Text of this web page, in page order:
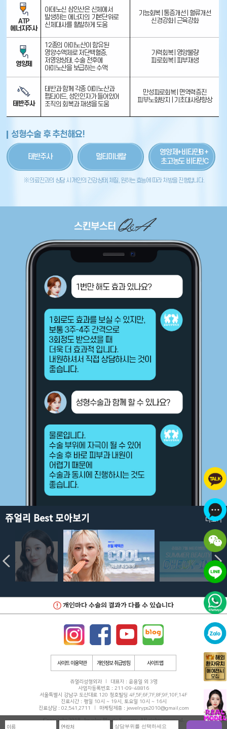
ATP
에너지주사
아데노신 삼인산은 신체에서
발생하는 에너지의 기본단위로
신체대사를 활발하게 도움
기능회복 | 통증개선 | 혈류개선
신경강화 | 근육강화
영양제
12종의 아미노산이 함유된
영양수액제로 저단백혈증,
저영양상태, 수술 전후에
아미노산을 보급하는 수액
기력회복 | 영양불량
피로회복 | 피부재생
태반주사
태반과 함께 각종 아미노산과
펩타이드, 성인인자가 들어있어
조직의 회복과 재생을 도움
만성피로회복 | 면역력증진
피부노화방지 | 기초대사량향상
성형수술 후 추천해요!
태반주사 멀티미네랄
영양제+비타민B＋
초고농도 비타민C
※ 의료진과의 상담 시 개인의 건강상태, 체질, 원하는 효능에 따라 처방을 진행합니다.
쥬얼리 Best 모아보기 더보기
개인마다 수술의 결과가 다를 수 있습니다
사이트 이용약관 개인정보 취급방침 사이트맵
쥬얼리성형외과
대표자 : 윤용일 외 3명
사업자등록번호 : 211-09-48816
서울특별시 강남구 도산대로 120 청호빌딩 4F,5F,6F,7F,8F,9F,10F,14F
진료시간 : 평일 10시 ~ 19시, 토요일 10시 ~ 16시
진료상담 : 02.541.2711
마케팅제휴 : jewelryps2010@gmail.com
Copyright 2018. Jewelry Plastic Surgery. All rights reserved.